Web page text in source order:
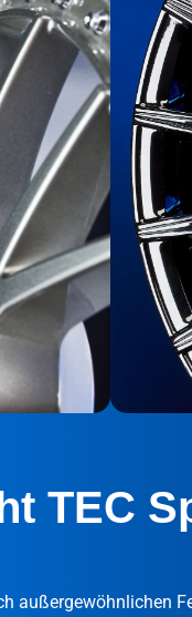
TEC
außergewöhnlichen